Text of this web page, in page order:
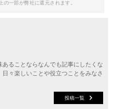
一部が弊社に還元されます。
ることならなんでも記事にしたくな
々楽しいことや役立つことをみなさ
投稿一覧